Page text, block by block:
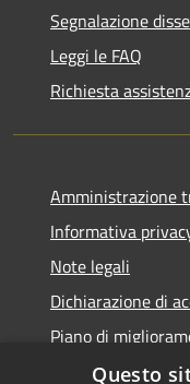
Segnalazione
Leggi le FAQ
Richiesta
Amministrazione
Informativa
Note legali
Dichiarazione di
Piano di
Questo